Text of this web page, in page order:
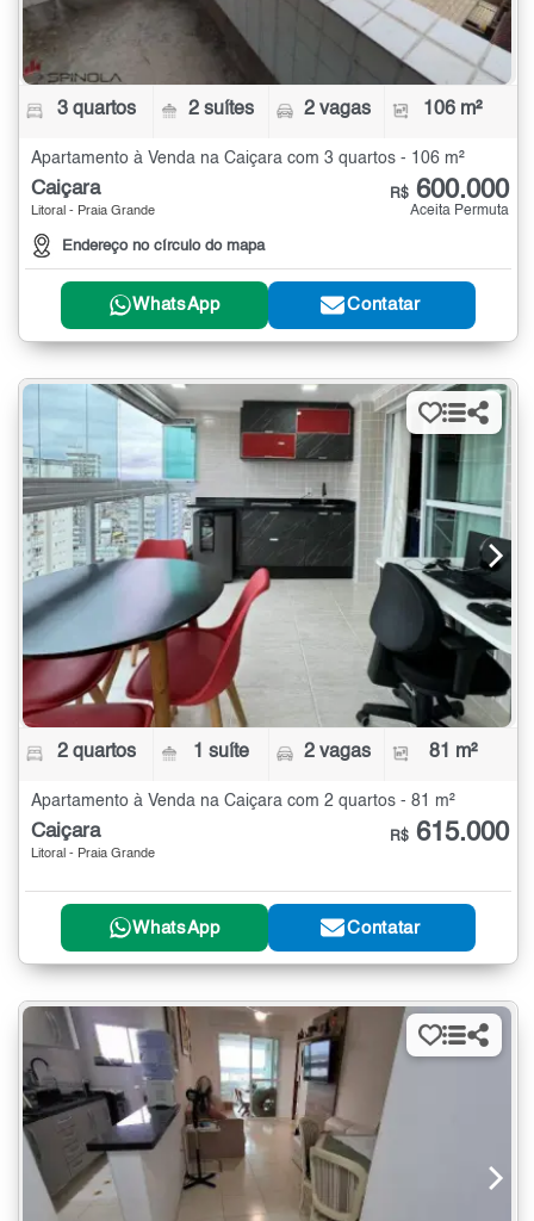
3 quartos 2 suítes 2 vagas 106 m²
Apartamento à Venda na Caiçara com 3 quartos - 106 m²
Caiçara
Litoral - Praia Grande
Endereço no círculo do mapa
R$ 600.000
Aceita Permuta
WhatsApp Contatar
2 quartos 1 suíte 2 vagas 81 m²
Apartamento à Venda na Caiçara com 2 quartos - 81 m²
Caiçara
Litoral - Praia Grande
R$ 615.000
WhatsApp Contatar